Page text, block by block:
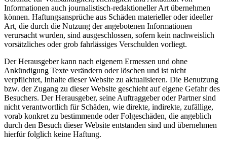
Informationen auch journalistisch-redaktioneller Art übernehmen
können. Haftungsansprüche aus Schäden materieller oder ideeller
Art, die durch die Nutzung der angebotenen Informationen
verursacht wurden, sind ausgeschlossen, sofern kein nachweislich
vorsätzliches oder grob fahrlässiges Verschulden vorliegt.
Der Herausgeber kann nach eigenem Ermessen und ohne
Ankündigung Texte verändern oder löschen und ist nicht
verpflichtet, Inhalte dieser Website zu aktualisieren. Die Benutzung
bzw. der Zugang zu dieser Website geschieht auf eigene Gefahr des
Besuchers. Der Herausgeber, seine Auftraggeber oder Partner sind
nicht verantwortlich für Schäden, wie direkte, indirekte, zufällige,
vorab konkret zu bestimmende oder Folgeschäden, die angeblich
durch den Besuch dieser Website entstanden sind und übernehmen
hierfür folglich keine Haftung.